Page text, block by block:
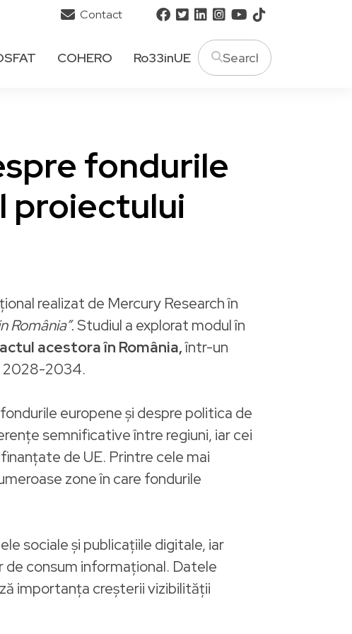
Contact
COHERO Ro33inUE
fondurile
proiectului
realizat de Mercury Research în
România”.Studiul a explorat modul în
acestora în România,într-un
2028-2034.
europene și despre politica de
semnificative între regiuni, iar cei
de UE. Printre cele mai
zone în care fondurile
sociale și publicațiile digitale, iar
de consum informațional. Datele
importanța creșterii vizibilității